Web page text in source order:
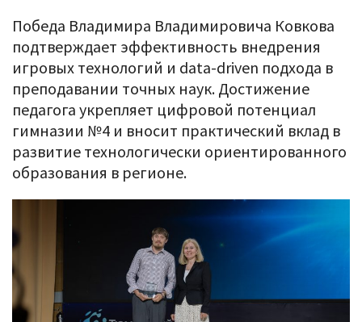
Победа Владимира Владимировича Ковкова
подтверждает эффективность внедрения
игровых технологий и data-driven подхода в
преподавании точных наук. Достижение
педагога укрепляет цифровой потенциал
гимназии №4 и вносит практический вклад в
развитие технологически ориентированного
образования в регионе.